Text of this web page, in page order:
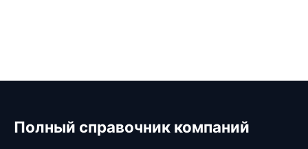
Полный справочник компаний